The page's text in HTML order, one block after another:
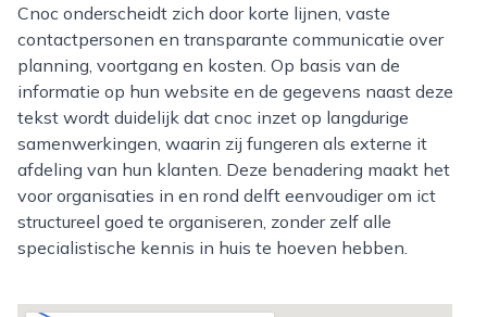
Cnoc onderscheidt zich door korte lijnen, vaste
contactpersonen en transparante communicatie over
planning, voortgang en kosten. Op basis van de
informatie op hun website en de gegevens naast deze
tekst wordt duidelijk dat cnoc inzet op langdurige
samenwerkingen, waarin zij fungeren als externe it
afdeling van hun klanten. Deze benadering maakt het
voor organisaties in en rond delft eenvoudiger om ict
structureel goed te organiseren, zonder zelf alle
specialistische kennis in huis te hoeven hebben.